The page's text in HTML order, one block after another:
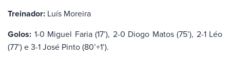
Treinador: Luís Moreira
Golos: 1-0 Miguel Faria (17’), 2-0 Diogo Matos (75’), 2-1 Léo
(77’) e 3-1 José Pinto (80’+1’).